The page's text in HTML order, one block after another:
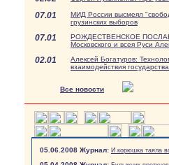
07.01
МИД России высмеял
грузинских выборов
07.01
РОЖДЕСТВЕНСКОЕ
Московского и всея Руси
02.01
Алексей Богатуров:
взаимодействия
Все новости
05.06.2008 Журнал: И корюшка таяла